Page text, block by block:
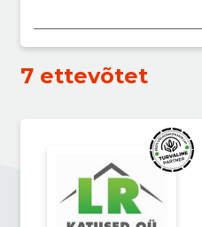
7 ettevõtet